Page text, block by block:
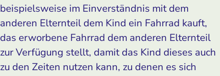
beispielsweise im Einverständnis mit dem
anderen Elternteil dem Kind ein Fahrrad kauft,
das erworbene Fahrrad dem anderen Elternteil
zur Verfügung stellt, damit das Kind dieses auch
zu den Zeiten nutzen kann, zu denen es sich